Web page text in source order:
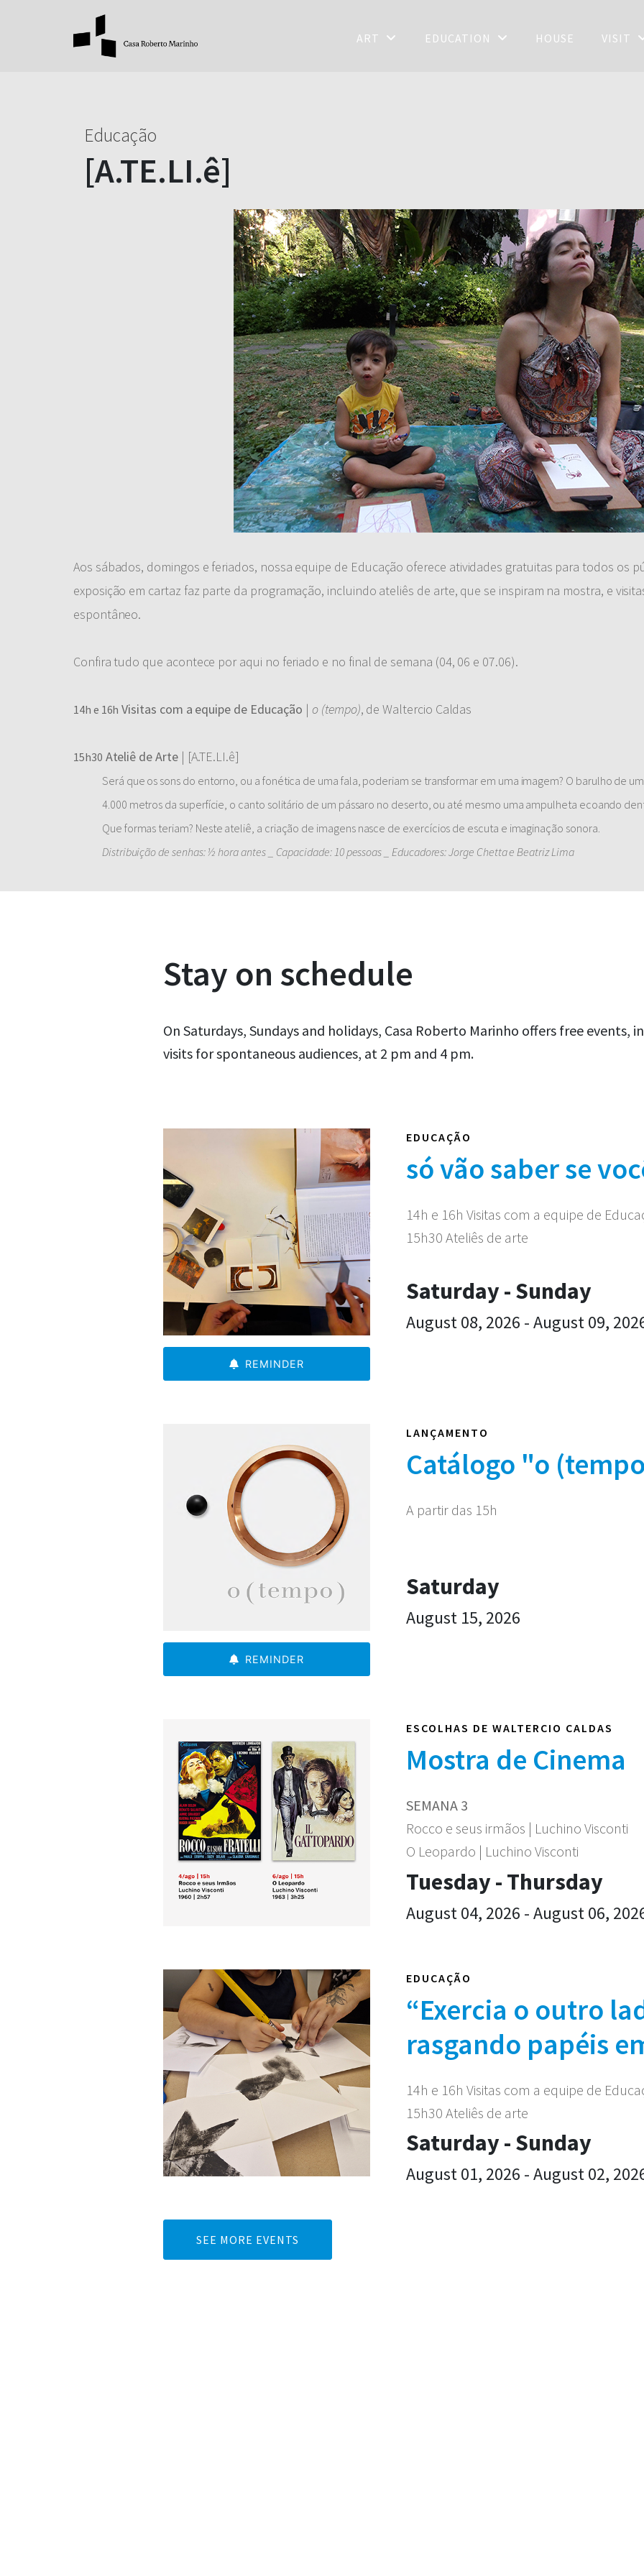
ART EDUCATION HOUSE VISIT
Educação
[A.TE.LI.ê]
Aos sábados, domingos e feriados, nossa equipe de Educação oferece atividades gratuitas para todos os
exposição em cartaz faz parte da programação, incluindo ateliês de arte, que se inspiram na mostra, e
espontâneo.
Confira tudo que acontece por aqui no feriado e no final de semana (04, 06 e 07.06).
14h e 16h Visitas com a equipe de Educação | o (tempo), de Waltercio Caldas
15h30 Ateliê de Arte| [A.TE.LI.ê]
Será que os sons do entorno, ou a fonética de uma fala, poderiam se transformar em uma imagem? O barulho de
4.000 metros da superfície, o canto solitário de um pássaro no deserto, ou até mesmo uma ampulheta ecoando
Que formas teriam? Neste ateliê, a criação de imagens nasce de exercícios de escuta e imaginação sonora.
Distribuição de senhas: ½ hora antes _ Capacidade: 10 pessoas _ Educadores: Jorge Chetta e Beatriz Lima
Stay on schedule
On Saturdays, Sundays and holidays, Casa Roberto Marinho offers free events,
visits for spontaneous audiences, at 2 pm and 4 pm.
REMINDER
EDUCAÇÃO
só vão saber se
14h e 16h Visitas com a equipe de
15h30 Ateliês de arte
Saturday - Sunday
August 08, 2026 - August 09,
REMINDER
LANÇAMENTO
Catálogo "o
A partir das 15h
Saturday
August 15, 2026
ESCOLHAS DE WALTERCIO CALDAS
Mostra de Cinema
SEMANA 3
Rocco e seus irmãos | Luchino Visconti
O Leopardo | Luchino Visconti
Tuesday - Thursday
August 04, 2026 - August 06,
EDUCAÇÃO
“Exercia o outro
rasgando papéis
14h e 16h Visitas com a equipe de
15h30 Ateliês de arte
Saturday - Sunday
August 01, 2026 - August 02,
SEE MORE EVENTS